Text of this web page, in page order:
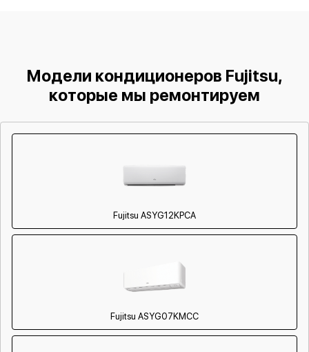
Модели кондиционеров Fujitsu,
которые мы ремонтируем
Fujitsu ASYG12KPCA
Fujitsu ASYG07KMCC